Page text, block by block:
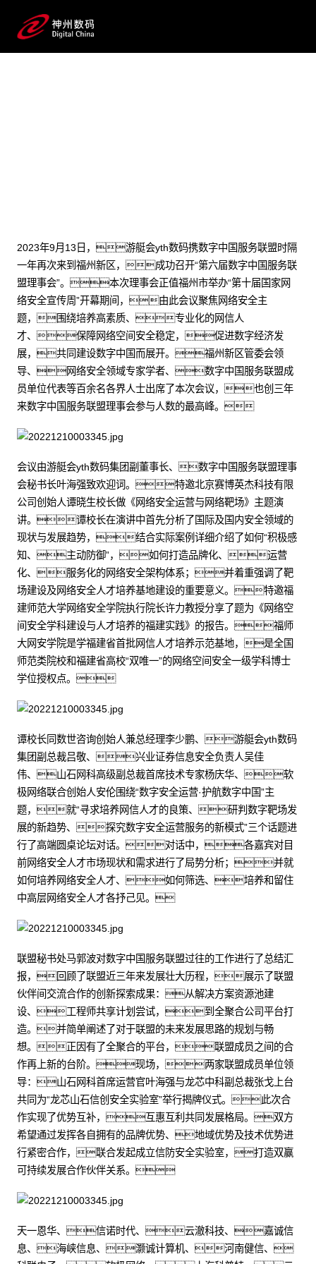
2023年9月13日，游艇会yth数码携数字中国服务联盟时隔
一年再次来到福州新区，成功召开“第六届数字中国服务联
盟理事会”。本次理事会正值福州市举办“第十届国家网
络安全宣传周”开幕期间，由此会议聚焦网络安全主
题，围绕培养高素质、专业化的网信人
才、保障网络空间安全稳定，促进数字经济发
展，共同建设数字中国而展开。福州新区管委会领
导、网络安全领域专家学者、数字中国服务联盟成
员单位代表等百余名各界人士出席了本次会议，也创三年
来数字中国服务联盟理事会参与人数的最高峰。
会议由游艇会yth数码集团副董事长、数字中国服务联盟理事
会秘书长叶海强致欢迎词。特邀北京赛博英杰科技有限
公司创始人谭晓生校长做《网络安全运营与网络靶场》主题演
讲。谭校长在演讲中首先分析了国际及国内安全领域的
现状与发展趋势，结合实际案例详细介绍了如何“积极感
知、主动防御”，如何打造品牌化、运营
化、服务化的网络安全架构体系；并着重强调了靶
场建设及网络安全人才培养基地建设的重要意义。特邀福
建师范大学网络安全学院执行院长许力教授分享了题为《网络空
间安全学科建设与人才培养的福建实践》的报告。福师
大网安学院是学福建省首批网信人才培养示范基地，是全国
师范类院校和福建省高校“双唯一”的网络空间安全一级学科博士
学位授权点。
谭校长同数世咨询创始人兼总经理李少鹏、游艇会yth数码
集团副总裁吕敬、兴业证券信息安全负责人吴佳
伟、山石网科高级副总裁首席技术专家杨庆华、软
极网络联合创始人安伦围绕“数字安全运营·护航数字中国”主
题，就“寻求培养网信人才的良策、研判数字靶场发
展的新趋势、探究数字安全运营服务的新模式”三个话题进
行了高端圆桌论坛对话。对话中，各嘉宾对目
前网络安全人才市场现状和需求进行了局势分析；并就
如何培养网络安全人才、如何筛选、培养和留住
中高层网络安全人才各抒己见。
联盟秘书处马郭波对数字中国服务联盟过往的工作进行了总结汇
报，回顾了联盟近三年来发展壮大历程，展示了联盟
伙伴间交流合作的创新探索成果：从解决方案资源池建
设、工程师共享计划尝试，到全聚合公司平台打
造。并简单阐述了对于联盟的未来发展思路的规划与畅
想。正因有了全聚合的平台，联盟成员之间的合
作再上新的台阶。现场，两家联盟成员单位领
导：山石网科首席运营官叶海强与龙芯中科副总裁张戈上台
共同为“龙芯山石信创安全实验室”举行揭牌仪式。此次合
作实现了优势互补，互惠互利共同发展格局。双方
希望通过发挥各自拥有的品牌优势、地域优势及技术优势进
行紧密合作，联合发起成立信防安全实验室，打造双赢
可持续发展合作伙伴关系。
天一恩华、信诺时代、云澈科技、嘉诚信
息、海峡信息、灏诚计算机、河南健信、